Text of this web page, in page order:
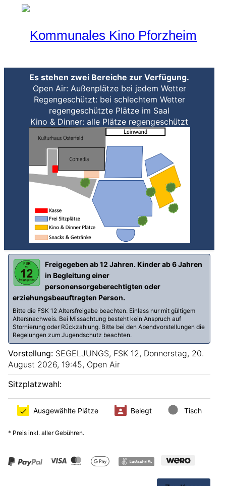
Programm
Aktueller Monat
Nächster Monat
Alle Filmreihen
Junges Kino